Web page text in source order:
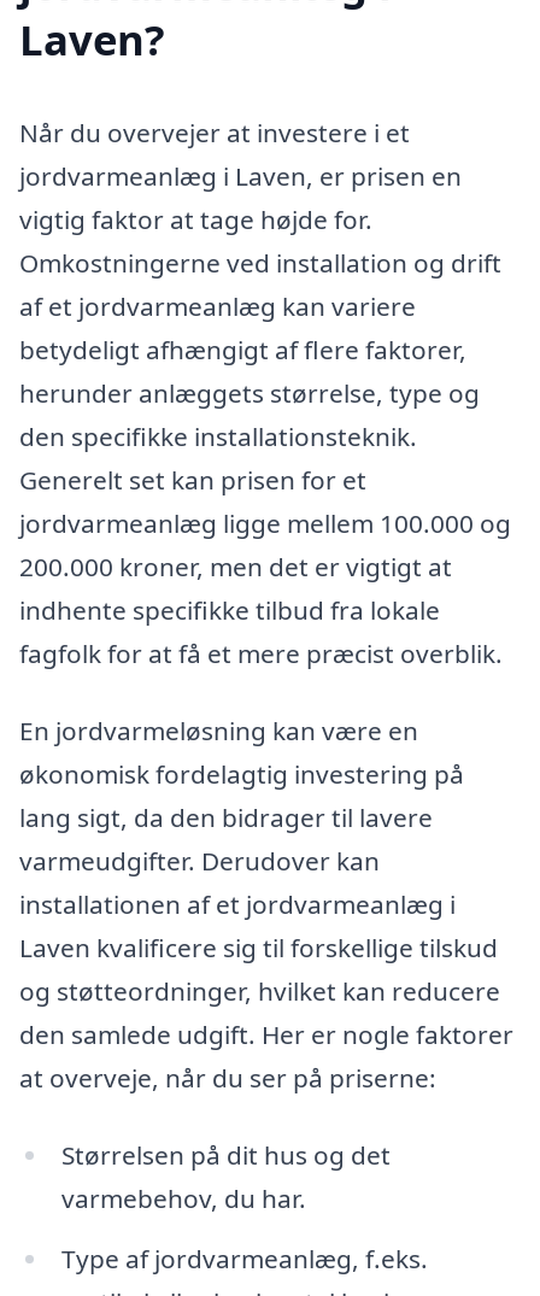
Laven?
Når du overvejer at investere i et
jordvarmeanlæg i Laven, er prisen en
vigtig faktor at tage højde for.
Omkostningerne ved installation og drift
af et jordvarmeanlæg kan variere
betydeligt afhængigt af flere faktorer,
herunder anlæggets størrelse, type og
den specifikke installationsteknik.
Generelt set kan prisen for et
jordvarmeanlæg ligge mellem 100.000 og
200.000 kroner, men det er vigtigt at
indhente specifikke tilbud fra lokale
fagfolk for at få et mere præcist overblik.
En jordvarmeløsning kan være en
økonomisk fordelagtig investering på
lang sigt, da den bidrager til lavere
varmeudgifter. Derudover kan
installationen af et jordvarmeanlæg i
Laven kvalificere sig til forskellige tilskud
og støtteordninger, hvilket kan reducere
den samlede udgift. Her er nogle faktorer
at overveje, når du ser på priserne:
Størrelsen på dit hus og det
varmebehov, du har.
Type af jordvarmeanlæg, f.eks.